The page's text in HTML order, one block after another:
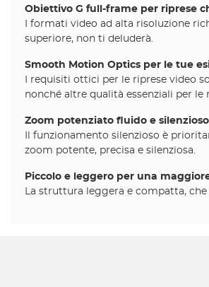
Obiettivo G full-frame per riprese
I formati video ad alta risoluzione
superiore, non ti deluderà.
Smooth Motion Optics per le tue
I requisiti ottici per le riprese video
nonché altre qualità essenziali per le
Zoom potenziato fluido e silenzioso
Il funzionamento silenzioso è
zoom potente, precisa e silenziosa.
Piccolo e leggero per una
La struttura leggera e compatta,